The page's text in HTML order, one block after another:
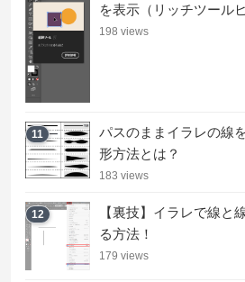
を表示（リッチツール
198 views
11
パスのままイラレの線
形方法とは？
183 views
12
【裏技】イラレで線と
る方法！
179 views